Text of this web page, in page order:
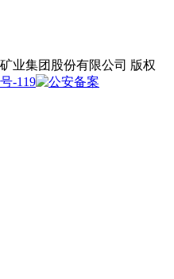
业集团股份有限公司 版权
-119